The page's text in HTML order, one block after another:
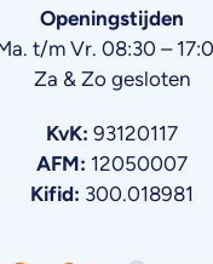
Openingstijden
t/m Vr. 08:30 –
Za & Zo gesloten
KvK: 93120117
AFM: 12050007
Kifid: 300.018981